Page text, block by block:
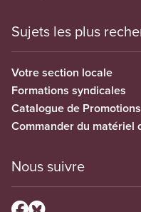
Sujets les plus
Votre section locale
Formations syndicales
Catalogue de
Commander du matériel
Nous suivre